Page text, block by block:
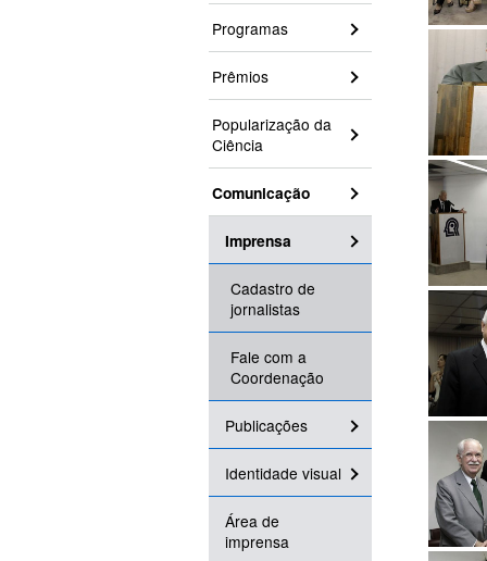
Programas
Prêmios
Popularização da
Ciência
Comunicação
Imprensa
Cadastro de
jornalistas
Fale com a
Coordenação
Publicações
Identidade visual
Área de
imprensa